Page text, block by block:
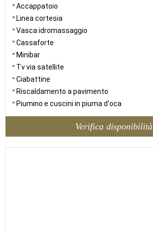
Accappatoio
Linea cortesia
Vasca idromassaggio
Cassaforte
Minibar
Tv via satellite
Ciabattine
Riscaldamento a pavimento
Piumino e cuscini in piuma d'oca
Verifica disponibilità